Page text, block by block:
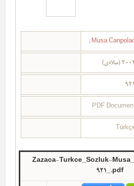
Musa
,
(میلادی)
921
PDF
Zazaca-Turkce_Sozluk-
921_.pdf